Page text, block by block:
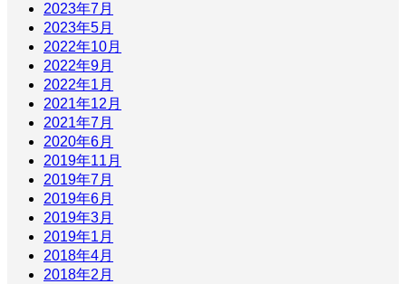
2023年7月
2023年5月
2022年10月
2022年9月
2022年1月
2021年12月
2021年7月
2020年6月
2019年11月
2019年7月
2019年6月
2019年3月
2019年1月
2018年4月
2018年2月